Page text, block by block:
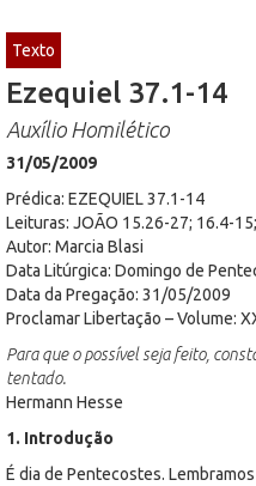
Texto
Ezequiel 37.1-14
Auxílio Homilético
31/05/2009
Prédica: EZEQUIEL 37.1-14
Leituras: JOÃO 15.26-27; 16.4-
Autor: Marcia Blasi
Data Litúrgica: Domingo de
Data da Pregação: 31/05/2009
Proclamar Libertação – Volume:
Para que o possível seja feito,
tentado.
Hermann Hesse
1. Introdução
É dia de Pentecostes.